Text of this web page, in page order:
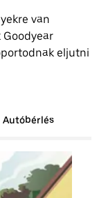
van
eljutni
Autóbérlés